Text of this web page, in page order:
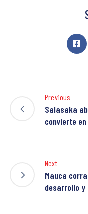
Previous
Salasaka
convierte
Next
Mauca
desarrollo y